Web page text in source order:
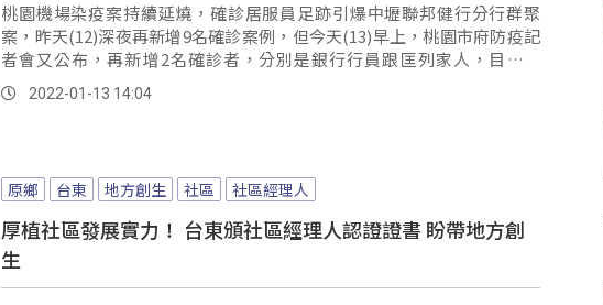
桃園機場染疫案持續延燒，確診居服員足跡引爆中壢聯邦健行分行群聚
案，昨天(12)深夜再新增9名確診案例，但今天(13)早上，桃園市府防疫記
者會又公布，再新增2名確診者，分別是銀行行員跟匡列家人，目前全
案...。2022-01-13 14:04
原鄉 台東 地方創生 社區 社區經理人
厚植社區發展實力！ 台東頒社區經理人認證證書 盼帶地方創
生